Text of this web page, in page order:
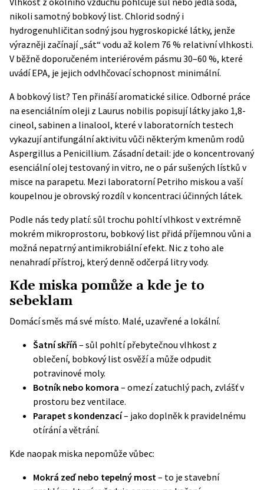
nikoli samotný bobkový list. Chlorid sodný i
hydrogenuhličitan sodný jsou hygroskopické látky, jenže
výrazněji začínají „sát“ vodu až kolem 76 % relativní vlhkosti.
V běžně doporučeném interiérovém pásmu 30–60 %, které
uvádíEPA, je jejich odvlhčovací schopnost minimální.
A bobkový list? Ten přináší aromatické silice. Odborné práce
na esenciálním oleji z Laurus nobilis popisují látky jako 1,8-
cineol, sabinen a linalool, které v laboratorních testech
vykazují antifungální aktivitu vůči některým kmenům rodů
Aspergillus a Penicillium. Zásadní detail: jde o koncentrovaný
esenciální olej testovaný in vitro, ne o pár sušených lístků v
misce na parapetu. Mezi laboratorní Petriho miskou a vaší
koupelnou je obrovský rozdíl v koncentraci účinných látek.
Podle nás tedy platí: sůl trochu pohltí vlhkost v extrémně
mokrém mikroprostoru, bobkový list přidá příjemnou vůni a
možná nepatrný antimikrobiální efekt. Nic z toho ale
nenahradí přístroj, který denně odčerpá litry vody.
Kde miska pomůže a kde je to
sebeklam
Domácí směs má své místo. Malé, uzavřené a lokální.
Šatní skříň – sůl pohltí přebytečnou vlhkost z
oblečení, bobkový list osvěží a může odpudit
potravinové moly.
Botník nebo komora – omezí zatuchlý pach, zvlášť v
prostoru bez ventilace.
Parapet s kondenzací– jako doplněk k pravidelnému
otírání a větrání.
Kde naopak miska nepomůže vůbec:
Mokrá zeď nebo tepelný most– to je stavební